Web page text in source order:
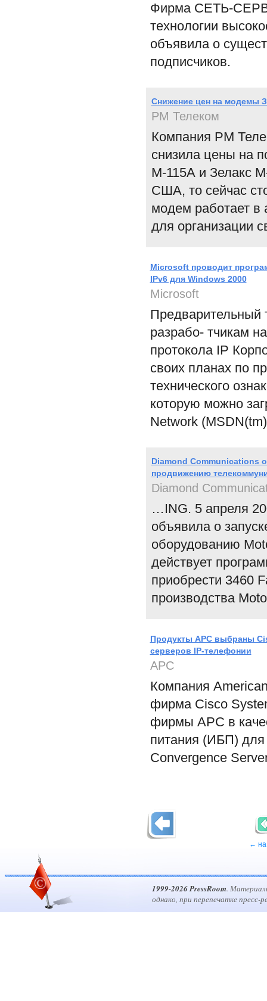
Фирма СЕТЬ-
технологии
объявила о
подписчиков.
Снижение цен на модемы
РМ Телеком
Компания РМ
снизила цены на
M-115А и Зелакс
США, то сейчас
модем работает в
для организации
Microsoft проводит
IPv6 для Windows 2000
Microsoft
Предварительный
разрабо- тчикам
протокола IP
своих планах по
технического
которую можно
Network
Diamond Communications
продвижению
Diamond
…ING. 5 апреля
объявила о
оборудованию
действует
приобрести 3460
производства
Продукты APC выбраны
серверов IP-телефонии
APC
Компания
фирма Cisco
фирмы APC в
питания (ИБП)
Convergence
← на
1999-2026 PressRoom.
однако, при перепечатке пресс-